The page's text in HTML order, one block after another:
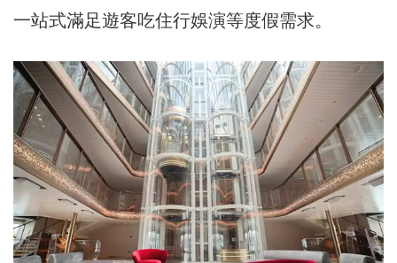
一站式滿足遊客吃住行娛演等度假需求。